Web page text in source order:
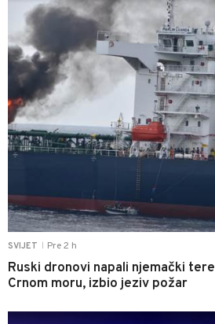
SVIJET Pre 2 h
Ruski dronovi napali njemački
Crnom moru, izbio jeziv požar